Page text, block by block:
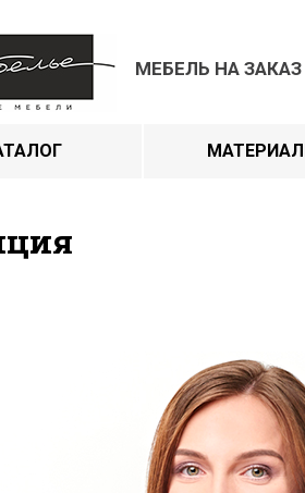
МЕБЕЛЬ НА ЗАКАЗ